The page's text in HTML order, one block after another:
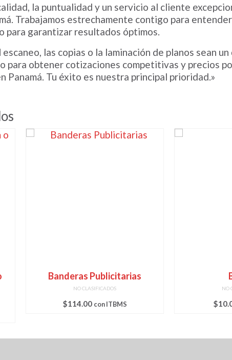
la puntualidad y un servicio al cliente
Trabajamos estrechamente contigo para
para garantizar resultados óptimos.
las copias o la laminación de planos sean
para obtener cotizaciones competitivas y precios
Panamá. Tu éxito es nuestra principal prioridad.»
Banderas Publicitarias
NO CLASIFICADOS
$114.00 con ITBMS
NO
$